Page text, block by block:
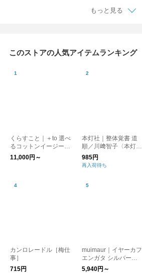
もっと見る
このストアの人気アイテムランキング
くらすこと｜＋to 選べ
るコットンイージーパ
ンツ
11,000円～
本灯社｜整体覚書 道
順／川﨑智子〈本灯社
の本〉
985円
再入荷待ち
カンロレードル［梅仕
事］
715円
muimaur｜イヤーカフ
エンガタ シルバー
［ギフト/贈り物］
5,940円～